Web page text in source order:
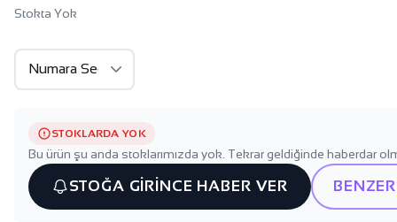
Stokta Yok
STOKLARDA YOK
Bu ürün şu anda stoklarımızda yok. Tekrar geldiğinde haberdar
STOĞA GİRİNCE HABER VER